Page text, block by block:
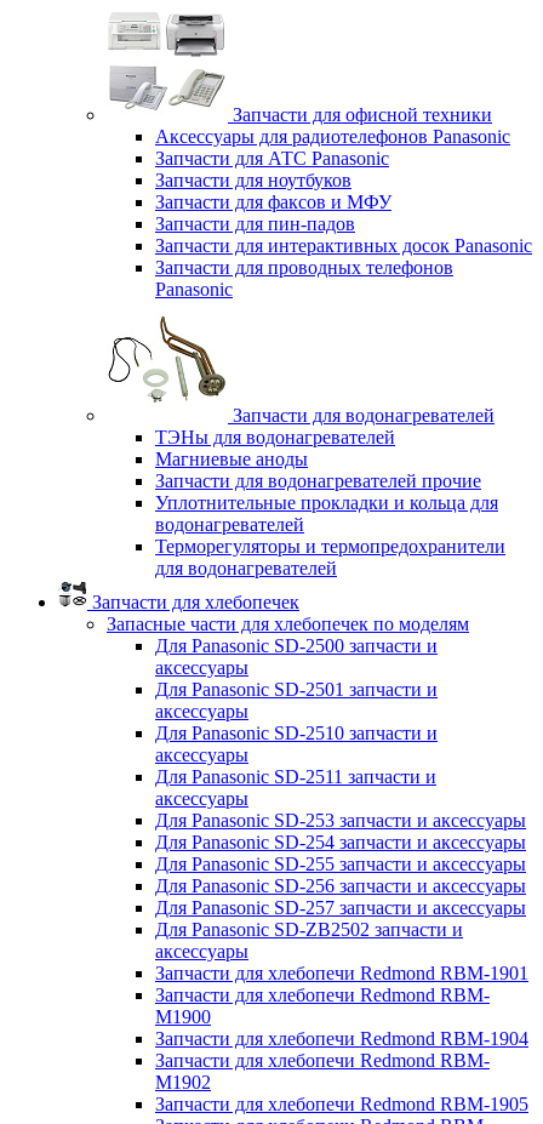
Запчасти для офисной техники
Аксессуары для радиотелефонов Panasonic
Запчасти для АТС Panasonic
Запчасти для ноутбуков
Запчасти для факсов и МФУ
Запчасти для пин-падов
Запчасти для интерактивных досок Panasonic
Запчасти для проводных телефонов
Panasonic
Запчасти для водонагревателей
ТЭНы для водонагревателей
Магниевые аноды
Запчасти для водонагревателей прочие
Уплотнительные прокладки и кольца для
водонагревателей
Терморегуляторы и термопредохранители
для водонагревателей
Запчасти для хлебопечек
Запасные части для хлебопечек по моделям
Для Panasonic SD-2500 запчасти и
аксессуары
Для Panasonic SD-2501 запчасти и
аксессуары
Для Panasonic SD-2510 запчасти и
аксессуары
Для Panasonic SD-2511 запчасти и
аксессуары
Для Panasonic SD-253 запчасти и аксессуары
Для Panasonic SD-254 запчасти и аксессуары
Для Panasonic SD-255 запчасти и аксессуары
Для Panasonic SD-256 запчасти и аксессуары
Для Panasonic SD-257 запчасти и аксессуары
Для Panasonic SD-ZB2502 запчасти и
аксессуары
Запчасти для хлебопечи Redmond RBM-1901
Запчасти для хлебопечи Redmond RBM-
M1900
Запчасти для хлебопечи Redmond RBM-1904
Запчасти для хлебопечи Redmond RBM-
M1902
Запчасти для хлебопечи Redmond RBM-1905